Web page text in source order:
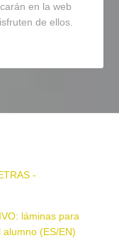
en la web
de ellos.
-
láminas para
(ES/EN)